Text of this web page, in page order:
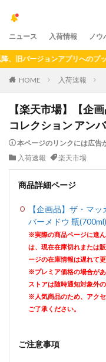
ニュース 入荷情報 ノウ
ージョンアプリへのプッシュ
HOME 入荷速報
【楽天市場】【企
コレクション アン
本ページのリンクには広告
入荷速報
楽天市場
商品詳細ページ
【企画品】ザ・マ
バーメドウ 瓶(700ml)
※実際の商品ページに進
は、現在在庫切れまたは
ージの在庫情報は遅れて
※プレミア価格の場合が
ストアは随時通知対象外
※人気商品のため、アク
ご了承ください。
ご注意事項